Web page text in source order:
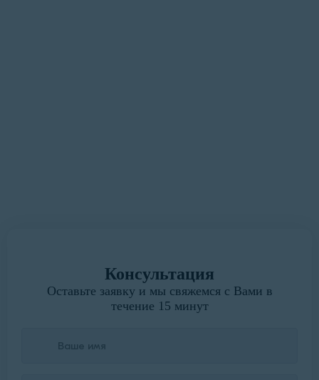
Консультация
Оставьте заявку и мы свяжемся с Вами в
течение 15 минут